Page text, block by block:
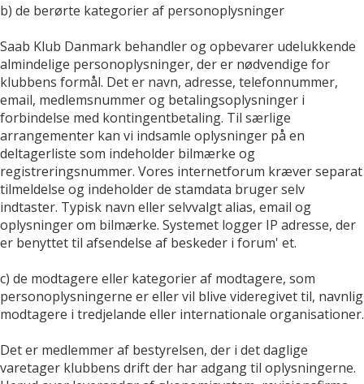
b) de berørte kategorier af personoplysninger
Saab Klub Danmark behandler og opbevarer udelukkende
almindelige personoplysninger, der er nødvendige for
klubbens formål. Det er navn, adresse, telefonnummer,
email, medlemsnummer og betalingsoplysninger i
forbindelse med kontingentbetaling. Til særlige
arrangementer kan vi indsamle oplysninger på en
deltagerliste som indeholder bilmærke og
registreringsnummer. Vores internetforum kræver separat
tilmeldelse og indeholder de stamdata bruger selv
indtaster. Typisk navn eller selvvalgt alias, email og
oplysninger om bilmærke. Systemet logger IP adresse, der
er benyttet til afsendelse af beskeder i forum' et.
c) de modtagere eller kategorier af modtagere, som
personoplysningerne er eller vil blive videregivet til, navnlig
modtagere i tredjelande eller internationale organisationer.
Det er medlemmer af bestyrelsen, der i det daglige
varetager klubbens drift der har adgang til oplysningerne.